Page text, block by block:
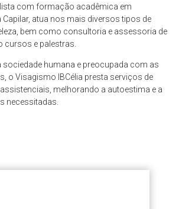
com formação acadêmica em
atua nos mais diversos tipos de
bem como consultoria e assessoria de
cursos e palestras.
sociedade humana e preocupada com as
o Visagismo IBCélia presta serviços de
melhorando a autoestima e a
necessitadas.